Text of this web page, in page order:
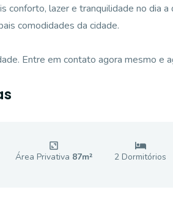
conforto, lazer e tranquilidade no dia
comodidades da cidade.
Entre em contato agora mesmo e
Área Privativa 87m² 2 Dormitórios